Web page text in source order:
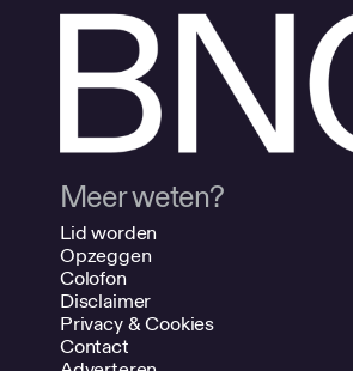
Meer weten?
Lid worden
Opzeggen
Colofon
Disclaimer
Privacy & Cookies
Contact